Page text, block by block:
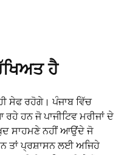
ਹੈ
ਸੇਫ ਰਹੋਗੇ। ਪੰਜਾਬ ਵਿੱਚ
ਹਨ ਜੋ ਪਾਜੀਟਿਵ ਮਰੀਜਾਂ ਦੇ
ਸਾਹਮਣੇ ਨਹੀਂ ਆਉਂਦੇ ਜੋ
ਤਾਂ ਪ੍ਰਸ਼ਾਸਨ ਲਈ ਅਜਿਹੇ